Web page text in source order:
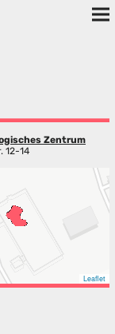
Zentrum
12-14
Leaflet